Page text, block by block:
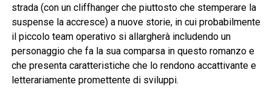
strada (con un cliffhanger che piuttosto che stemperare la
suspense la accresce) a nuove storie, in cui probabilmente
il piccolo team operativo si allargherà includendo un
personaggio che fa la sua comparsa in questo romanzo e
che presenta caratteristiche che lo rendono accattivante e
letterariamente promettente di sviluppi.